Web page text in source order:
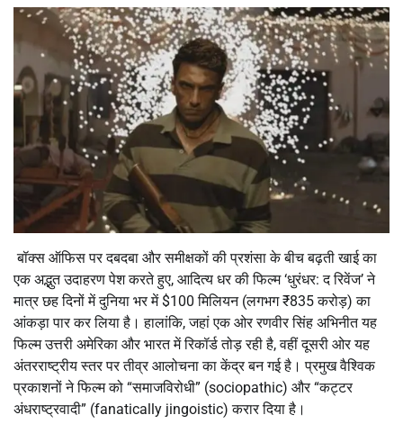
बॉक्स ऑफिस पर दबदबा और समीक्षकों की प्रशंसा के बीच बढ़ती खाई का
एक अद्भुत उदाहरण पेश करते हुए, आदित्य धर की फिल्म ‘धुरंधर: द रिवेंज’ ने
मात्र छह दिनों में दुनिया भर में $100 मिलियन (लगभग ₹835 करोड़) का
आंकड़ा पार कर लिया है। हालांकि, जहां एक ओर रणवीर सिंह अभिनीत यह
फिल्म उत्तरी अमेरिका और भारत में रिकॉर्ड तोड़ रही है, वहीं दूसरी ओर यह
अंतरराष्ट्रीय स्तर पर तीव्र आलोचना का केंद्र बन गई है। प्रमुख वैश्विक
प्रकाशनों ने फिल्म को “समाजविरोधी” (sociopathic) और “कट्टर
अंधराष्ट्रवादी” (fanatically jingoistic) करार दिया है।